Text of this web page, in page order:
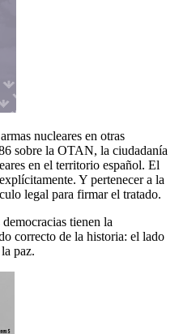
nucleares en otras
sobre la OTAN, la ciudadanía
en el territorio español. El
Y pertenecer a la
legal para firmar el tratado.
tienen la
correcto de la historia: el lado
paz.